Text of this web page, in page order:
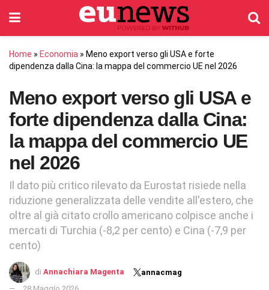
Home » Economia » Meno export verso gli USA e forte
dipendenza dalla Cina: la mappa del commercio UE nel 2026
Meno export verso gli USA e
forte dipendenza dalla Cina:
la mappa del commercio UE
nel 2026
Il dato più critico rilevato da Eurostat risiede nella
riduzione generalizzata delle vendite all'estero, che
oltre al già citato crollo americano colpisce anche i
mercati di Turchia (-8,2 per cento) e Cina (-7,9 per
cento)
di Annachiara Magenta
annacmag